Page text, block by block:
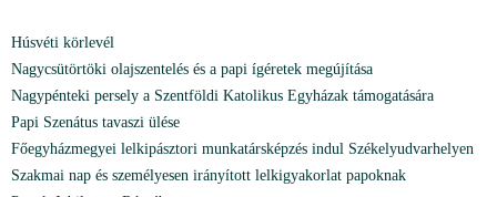
Húsvéti körlevél
Nagycsütörtöki olajszentelés és a papi ígéretek megújítása
Nagypénteki persely a Szentföldi Katolikus Egyházak támogatására
Papi Szenátus tavaszi ülése
Főegyházmegyei lelkipásztori munkatársképzés indul Székelyudvarhelyen
Szakmai nap és személyesen irányított lelkigyakorlat papoknak